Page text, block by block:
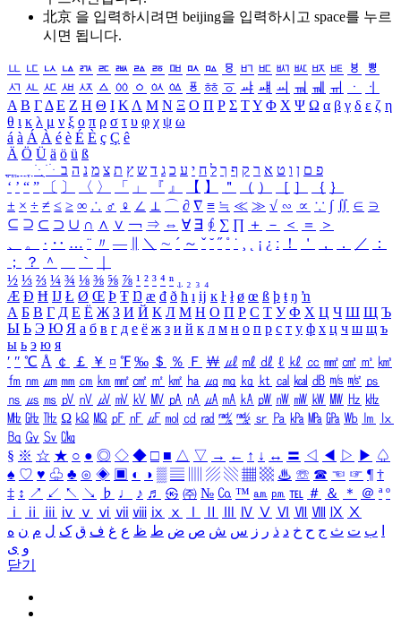
北京 을 입력하시려면 beijing을 입력하시고 space를 누르
시면 됩니다.
ㅥ ㅦ ㅧ ㅨ ㅩ ㅪ ㅫ ㅬ ㅭ ㅮ ㅯ ㅰ ㅱ ㅲ ㅳ ㅴ ㅵ ㅶ ㅷ ㅸ
ㅹ
ㅺ ㅻ ㅼ ㅽ ㅾ ㅿ ㆀ ㆁ ㆂ ㆃ ㆄ ㆅ ㆆ ㆇ ㆈ ㆉ ㆊ ㆋ ㆌ ㆍ
ㆎ
Α Β ΓΔ Ε Ζ Η Θ Ι ΚΛ Μ Ν Ξ Ο Π Ρ Σ ΤΥ Φ Χ Ψ Ω α β γ δ ε ζ η
θ ι κ λ μ ν ξ ο π ρ σ τ υ φ χ ψ ω
á à Á À é è É È ç Ç ê
Ä Ö Ü ä ö ü ß
ִֶֹ ֻּ ׁׂ פ ם ן ו ט א ר ק ף ך ל ח י ע כ ג ד ש ץ ת צ מ נ ה ב
‘ ’ “ ” 〔 〕 〈 〉 「 」 『 』 【 】 ＂ （ ） ［ ］ ｛ ｝
± × ÷ ≠ ≤ ≥ ∞ ∴ ♂ ♀ ∠ ⊥ ⌒ ∂ ∇ ≡ ≒ ≪ ≫ √ ∽ ∝ ∵ ∫ ∬ ∈ ∋
⊆ ⊇ ⊂ ⊃ ∪ ∩ ∧ ∨ ￢ ⇒ ⇔ ∀ ∃ ∮ ∑ ∏ ＋ － ＜ ＝
＞
、
。 · ‥ … ¨ 〃 ― ＼ ∼ ´ ～ ˇ ˘ ˝ ˚ ˙ ¸ ¡ ¿ ː ！ ＇ ， ． ／
：
；
？ ＾ ｀
½ ⅓ ⅔ ¼ ¾ ⅛ ⅜ ⅝ ⅞ ¹ ² ³ ⁴ ⁿ ₁ ₂ ₃ ₄
Æ Ð Ħ Ĳ Ł Ø Œ Þ Ŧ Ŋ æ đ ð ħ ı ĳ ĸ ŀ ł ø œ ß þ ŧ ŋ ŉ
А Б В Г Д Е Ё Ж З И Й К Л М Н О П Р С Т У Ф Х Ц Ч Ш Щ Ъ
Ы Ь Э Ю Я а б в г д е ё ж з и й к л м н о п р с т у ф х ц ч ш щ ъ
ы ь э ю я
′ ″ ℃ Å ￠ ￡ ￥ ¤ ℉ ‰ ＄ ％ Ｆ ￦ ㎕ ㎖ ㎗ ℓ ㎘ ㏄ ㎣ ㎤ ㎥ ㎦
㎙ ㎚ ㎛ ㎜ ㎝ ㎞ ㎟ ㎠ ㎡ ㎢ ㏊ ㎍ ㎎ ㎏ ㏏ ㎈ ㎉ ㏈ ㎧ ㎨ ㎰
㎱ ㎲ ㎳ ㎴ ㎵ ㎶ ㎷ ㎸ ㎹ ㎀ ㎁ ㎂ ㎃ ㎄ ㎺ ㎻ ㎽ ㎾ ㎿ ㎐ ㎑
㎒ ㎓ ㎔ Ω ㏀ ㏁ ㎊ ㎋ ㎌ ㏖ ㏅ ㎭ ㎮ ㎯ ㏛ ㎩ ㎪ ㎫ ㎬ ㏝ ㏐
㏓
㏃ ㏉ ㏜ ㏆
§ ※ ☆ ★ ○ ● ◎ ◇ ◆ □ ■ △ ▽ → ← ↑ ↓ ↔ 〓 ◁ ◀ ▷ ▶ ♤
♠ ♡ ♥ ♧ ♣ ⊙ ◈ ▣ ◐ ◑ ▒ ▤ ▨ ▧ ▦ ▩ ♨ ☏ ☎ ☜ ☞ ¶ †
‡ ↕ ↗ ↙ ↖ ↘ ♭ ♩ ♪ ♬ ㉿ ㈜ № ㏇ ™ ㏂ ㏘ ℡ ＃ ＆ ＊ ＠ ª º
ⅰ
ⅱ ⅲ ⅳ ⅴ ⅵ ⅶ ⅷ ⅸ ⅹ Ⅳ Ⅴ Ⅵ Ⅶ Ⅷ Ⅸ Ⅹ
ب ت ث ج ح خ د ذ ر ز س ش ص ض ط ظ ع غ ف ق ک ل م ن ه
و ی
닫기